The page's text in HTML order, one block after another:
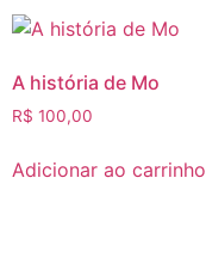
A história de Mo
R$ 100,00
Adicionar ao carrinho